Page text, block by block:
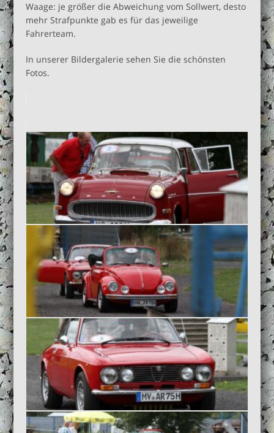
Waage: je größer die Abweichung vom Sollwert, desto
mehr Strafpunkte gab es für das jeweilige
Fahrerteam.
In unserer Bildergalerie sehen Sie die schönsten
Fotos.